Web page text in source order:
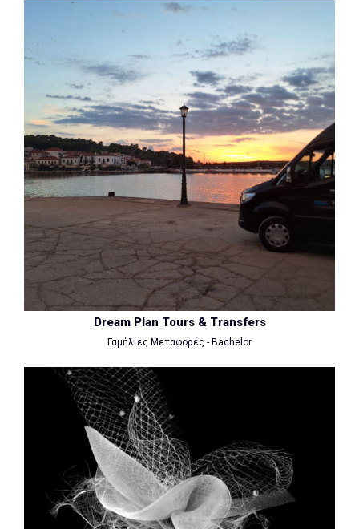
Dream Plan Tours & Transfers
Γαμήλιες Μεταφορές - Bachelor